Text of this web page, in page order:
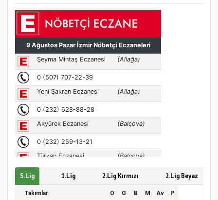
Türkiye’de insanlar dinle bağlarını
koparıyor mu?
S.Lig 1.Lig 2.Lig Kırmızı 2.Lig Beyaz
Takımlar O G B M Av P